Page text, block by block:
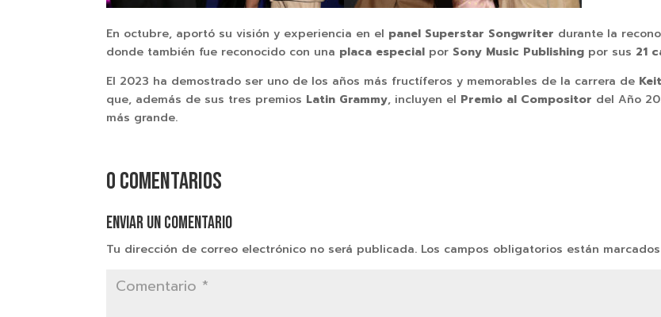
En octubre, aportó su visión y experiencia en el panel Superstar Songwriter durante la
donde también fue reconocido con una placa especial por Sony Music Publishing por sus 21
El 2023 ha demostrado ser uno de los años más fructíferos y memorables de la carrera de
que, además de sus tres premios Latin Grammy, incluyen el Premio al Compositor del Año
más grande.
0 comentarios
Enviar un comentario
Tu dirección de correo electrónico no será publicada. Los campos obligatorios están